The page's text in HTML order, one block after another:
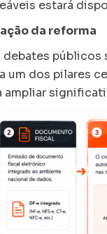
estará
da reforma
públicos
um dos pilares
ampliar